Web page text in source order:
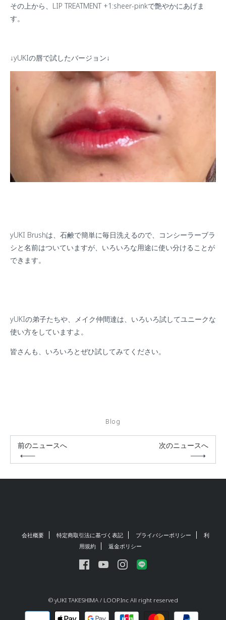
その上から、 LIP TREATMENT +1:sheer-pinkで艶やかにあげま
す。
↓yUKIの唇で試したバージョン↓
yUKI Brushは、石鹸で簡単に毎日洗えるので、コンシーラーブラ
シと名前はついていますが、いろいろな用途に使い分けることが
できます。
yUKIの弟子たちや、メイク仲間達は、いろいろ試してユニークな
使い方をしていますよ。
皆さんも、いろいろとぜひ試してみてください。
Blog
前のニュースへ 次のニュースへ
会社概要 特定商取引法に基づく表記 プライバシーポリシー
利
用規約
返金ポリシー
© yUKI TAKESHIMA / LOOP.Inc All right reserved